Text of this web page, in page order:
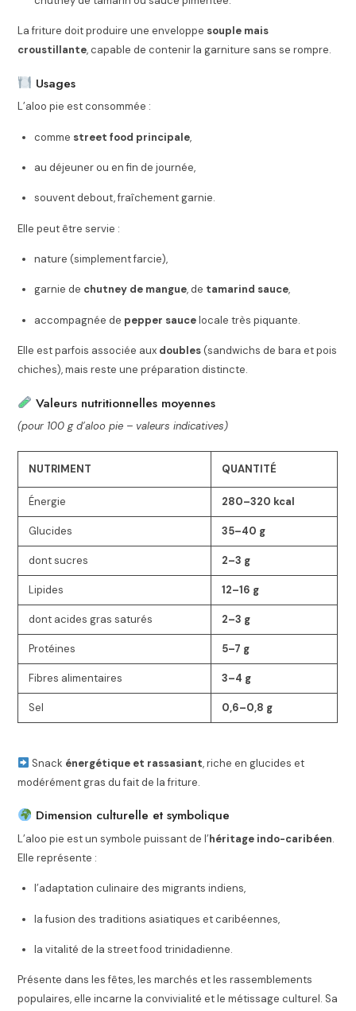
La friture doit produire une enveloppe souple mais
croustillante, capable de contenir la garniture sans se rompre.
Usages
L’aloo pie est consommée :
comme street food principale,
au déjeuner ou en fin de journée,
souvent debout, fraîchement garnie.
Elle peut être servie :
nature (simplement farcie),
garnie de chutney de mangue, de tamarind sauce,
accompagnée de pepper saucelocale très piquante.
Elle est parfois associée aux doubles(sandwichs de bara et pois
chiches), mais reste une préparation distincte.
Valeurs nutritionnelles moyennes
(pour 100 g d’aloo pie – valeurs indicatives)
NUTRIMENT QUANTITÉ
Énergie 280–320 kcal
Glucides 35–40 g
dont sucres 2–3 g
Lipides 12–16 g
dont acides gras saturés 2–3 g
Protéines 5–7 g
Fibres alimentaires 3–4 g
Sel 0,6–0,8 g
Snack énergétique et rassasiant, riche en glucides et
modérément gras du fait de la friture.
Dimension culturelle et symbolique
L’aloo pie est un symbole puissant de l’héritage indo-caribéen.
Elle représente :
l’adaptation culinaire des migrants indiens,
la fusion des traditions asiatiques et caribéennes,
la vitalité de la street food trinidadienne.
Présente dans les fêtes, les marchés et les rassemblements
populaires, elle incarne la convivialité et le métissage culturel. Sa